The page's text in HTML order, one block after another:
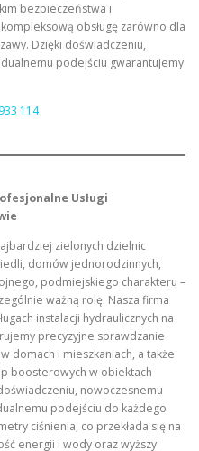
bezpieczeństwa i
obsługę zarówno dla
Dzięki doświadczeniu,
podejściu gwarantujemy
114
Usługi
zielonych dzielnic
domów jednorodzinnych,
podmiejskiego charakteru –
ważną rolę. Nasza firma
instalacji hydraulicznych na
precyzyjne sprawdzanie
domach i mieszkaniach, a także
boosterowych w obiektach
nowoczesnemu
podejściu do każdego
ciśnienia, co przekłada się na
energii i wody oraz wyższy